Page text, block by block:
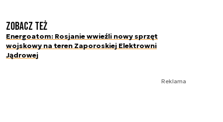
Zobacz też
Energoatom: Rosjanie wwieźli nowy sprzęt
wojskowy na teren Zaporoskiej Elektrowni
Jądrowej
Reklama